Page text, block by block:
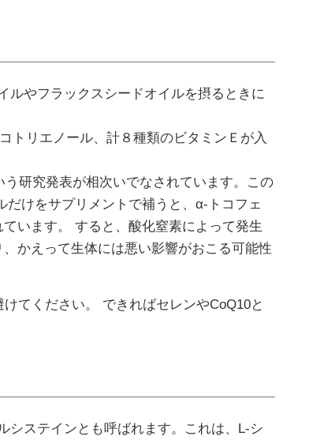
ルやフラックスシードオイルを摂るときに
トリエノール、計８種類のビタミンＥが入
研究発表が相次いでなされています。この
けをサプリメントで補うと、α-トコフェ
います。 すると、酸化窒素によって発生
かえって生体には悪い影響がおこる可能性
てください。 できればセレンやCoQ10と
システインとも呼ばれます。これは、L-シ